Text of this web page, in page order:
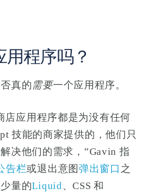
程序吗？
真的需要一个应用程序。
店应用程序都是为没有任何
技能的商家提供的，他们只
决他们的需求，”Gavin 指
告栏或退出意图 弹出窗口 之
量的Liquid 、CSS 和